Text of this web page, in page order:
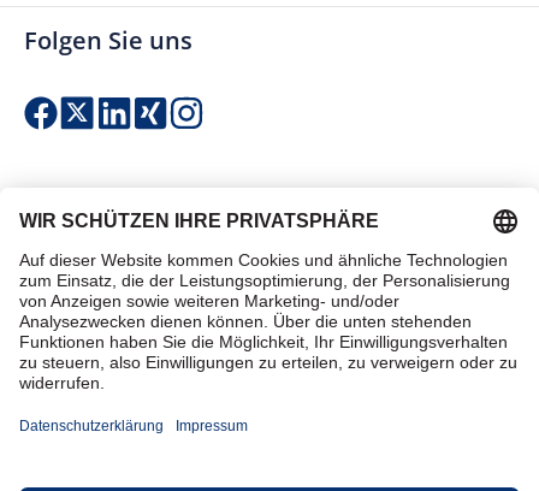
Folgen Sie uns
Einfach & sicher bezahlen
Zertifiziert einkaufen